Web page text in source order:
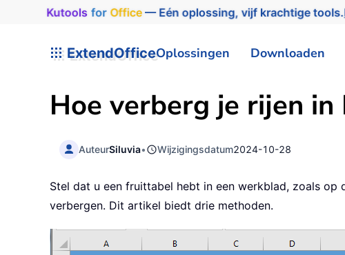
Kutools for Office— Eén oplossing, vijf krachtige tools.
ExtendOfficeOplossingen Downloaden
Hoe verberg je rijen in
AuteurSiluvia• Wijzigingsdatum2024-10-28
Stel dat u een fruittabel hebt in een werkblad, zoals
verbergen. Dit artikel biedt drie methoden.